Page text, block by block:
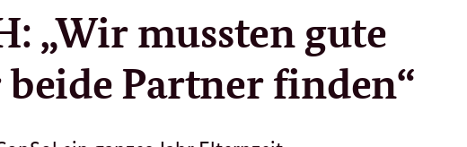
„Wir mussten gute
Partner finden“